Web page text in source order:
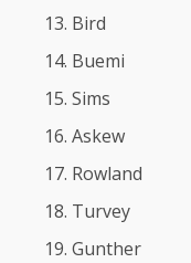
Bird
Buemi
Sims
Askew
Rowland
Turvey
Gunther